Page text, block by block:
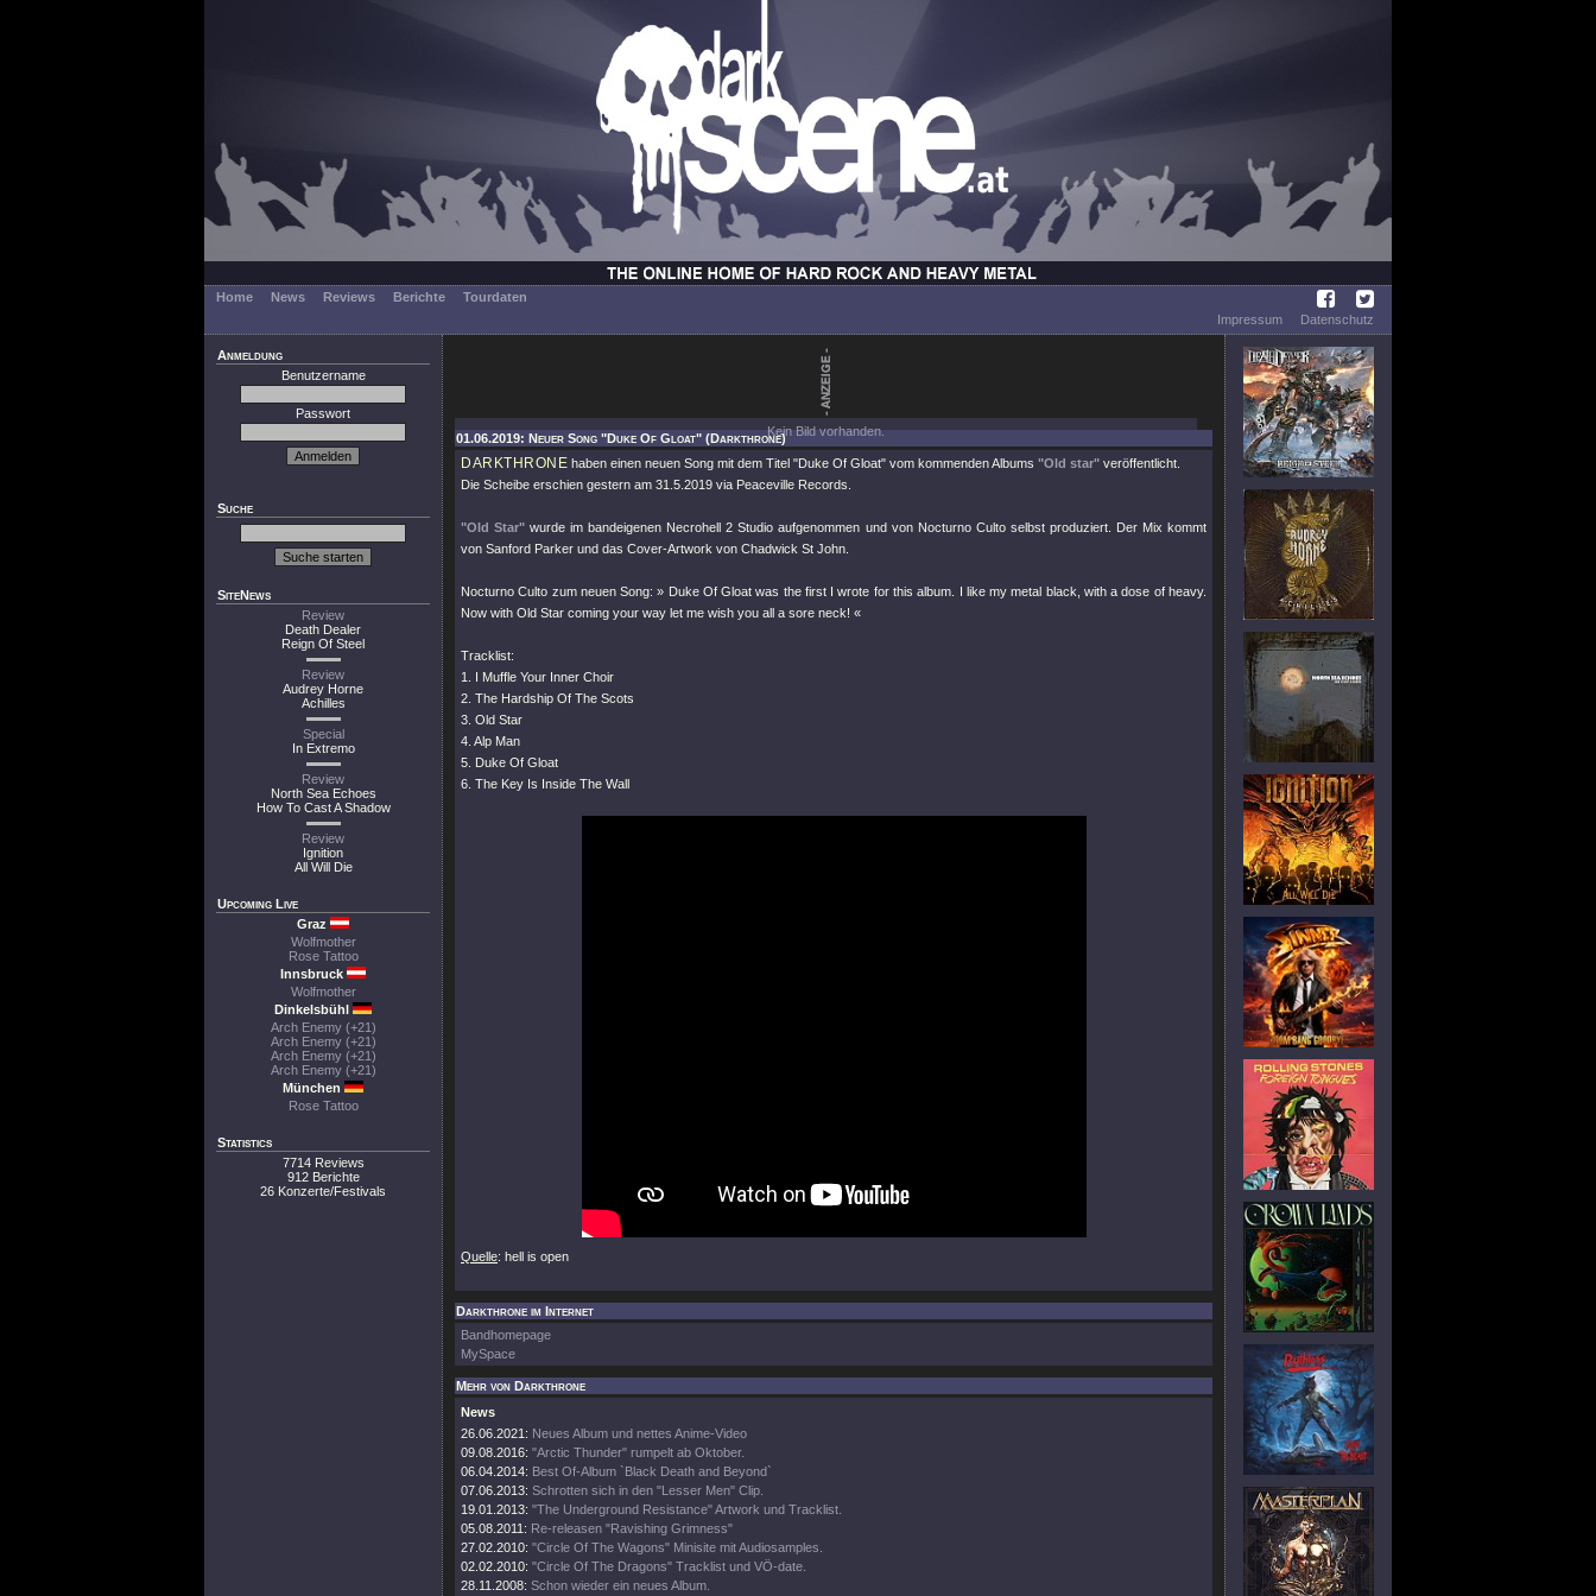
Home News Reviews Berichte
Tourdaten
Impressum
Datenschutz
Anmeldung
Benutzername
Passwort
Suche
SiteNews
Review
Death Dealer
Reign Of Steel
Review
Audrey Horne
Achilles
Special
In Extremo
Review
North Sea Echoes
How To Cast A Shadow
Review
Ignition
All Will Die
Upcoming Live
Graz
Wolfmother
Rose Tattoo
Innsbruck
Wolfmother
Dinkelsbühl
Arch Enemy (+21)
Arch Enemy (+21)
Arch Enemy (+21)
Arch Enemy (+21)
München
Rose Tattoo
Statistics
7714 Reviews
912 Berichte
26 Konzerte/Festivals
Kein Bild vorhanden.
01.06.2019: Neuer Song "Duke Of Gloat" (Darkthrone)
DARKTHRONE haben einen neuen Song mit dem Titel "Duke Of Gloat" vom kommenden Albums "Old star" veröffentlicht.
Die Scheibe erschien gestern am 31.5.2019 via Peaceville Records.
"Old Star" wurde im bandeigenen Necrohell 2 Studio aufgenommen und von Nocturno Culto selbst produziert. Der Mix kommt
von Sanford Parker und das Cover-Artwork von Chadwick St John.
Nocturno Culto zum neuen Song: » Duke Of Gloat was the first I wrote for this album. I like my metal black, with a dose of heavy.
Now with Old Star coming your way let me wish you all a sore neck! «
Tracklist:
1. I Muffle Your Inner Choir
2. The Hardship Of The Scots
3. Old Star
4. Alp Man
5. Duke Of Gloat
6. The Key Is Inside The Wall
Quelle: hell is open
Darkthrone im Internet
Bandhomepage
MySpace
Mehr von Darkthrone
News
26.06.2021: Neues Album und nettes Anime-Video
09.08.2016: "Arctic Thunder" rumpelt ab Oktober.
06.04.2014: Best Of-Album `Black Death and Beyond`
07.06.2013: Schrotten sich in den "Lesser Men" Clip.
19.01.2013: "The Underground Resistance" Artwork und Tracklist.
05.08.2011: Re-releasen "Ravishing Grimness"
27.02.2010: "Circle Of The Wagons" Minisite mit Audiosamples.
02.02.2010: "Circle Of The Dragons" Tracklist und VÖ-date.
28.11.2008: Schon wieder ein neues Album.